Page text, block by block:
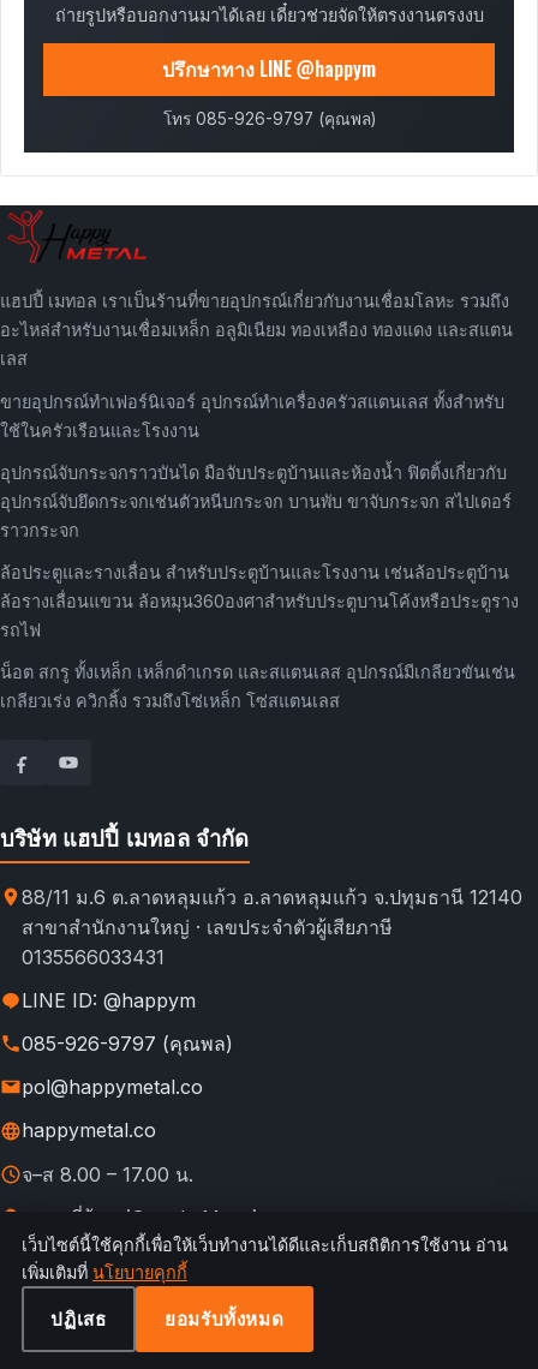
ถ่ายรูปหรือบอกงานมาได้เลย เดี๋ยวช่วยจัดให้ตรงงานตรงงบ
ปรึกษาทาง LINE @happym
โทร 085-926-9797 (คุณพล)
แฮปปี้ เมทอล เราเป็นร้านที่ขายอุปกรณ์เกี่ยวกับงานเชื่อมโลหะ รวมถึง
อะไหล่สำหรับงานเชื่อมเหล็ก อลูมิเนียม ทองเหลือง ทองแดง และสแตน
เลส
ขายอุปกรณ์ทำเฟอร์นิเจอร์ อุปกรณ์ทำเครื่องครัวสแตนเลส ทั้งสำหรับ
ใช้ในครัวเรือนและโรงงาน
อุปกรณ์จับกระจกราวบันได มือจับประตูบ้านและห้องน้ำ ฟิตติ้งเกี่ยวกับ
อุปกรณ์จับยึดกระจกเช่นตัวหนีบกระจก บานพับ ขาจับกระจก สไปเดอร์
ราวกระจก
ล้อประตูและรางเลื่อน สำหรับประตูบ้านและโรงงาน เช่นล้อประตูบ้าน
ล้อรางเลื่อนแขวน ล้อหมุน360องศาสำหรับประตูบานโค้งหรือประตูราง
รถไฟ
น็อต สกรู ทั้งเหล็ก เหล็กดำเกรด และสแตนเลส อุปกรณ์มีเกลียวขันเช่น
เกลียวเร่ง ควิกลิ้ง รวมถึงโซ่เหล็ก โซ่สแตนเลส
บริษัท แฮปปี้ เมทอล จำกัด
88/11 ม.6 ต.ลาดหลุมแก้ว อ.ลาดหลุมแก้ว จ.ปทุมธานี 12140
สาขาสำนักงานใหญ่ · เลขประจำตัวผู้เสียภาษี
0135566033431
LINE ID: @happym
085-926-9797 (คุณพล)
pol@happymetal.co
happymetal.co
จ–ส 8.00 – 17.00 น.
ดูแผนที่ร้าน (Google Maps)
© 2026 happymetal.co. All rights reserved.
ใช้บริการ
กฎการใช้งาน &
เป็นส่วนตัว
ตั้งค่าคุกกี้
เว็บไซต์นี้ใช้คุกกี้เพื่อให้เว็บทำงานได้ดีและเก็บสถิติการใช้งาน อ่าน
เพิ่มเติมที่ นโยบายคุกกี้
ปฏิเสธ ยอมรับทั้งหมด